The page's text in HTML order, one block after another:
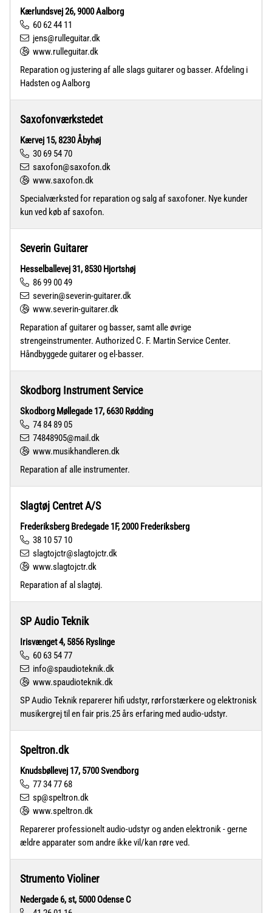
Kærlundsvej 26, 9000 Aalborg
60 62 44 11
jens@rulleguitar.dk
www.rulleguitar.dk
Reparation og justering af alle slags guitarer og basser. Afdeling i
Hadsten og Aalborg
Saxofonværkstedet
Kærvej 15, 8230 Åbyhøj
30 69 54 70
saxofon@saxofon.dk
www.saxofon.dk
Specialværksted for reparation og salg af saxofoner. Nye kunder
kun ved køb af saxofon.
Severin Guitarer
Hesselballevej 31, 8530 Hjortshøj
86 99 00 49
severin@severin-guitarer.dk
www.severin-guitarer.dk
Reparation af guitarer og basser, samt alle øvrige
strengeinstrumenter. Authorized C. F. Martin Service Center.
Håndbyggede guitarer og el-basser.
Skodborg Instrument Service
Skodborg Møllegade 17, 6630 Rødding
74 84 89 05
74848905@mail.dk
www.musikhandleren.dk
Reparation af alle instrumenter.
Slagtøj Centret A/S
Frederiksberg Bredegade 1F, 2000 Frederiksberg
38 10 57 10
slagtojctr@slagtojctr.dk
www.slagtojctr.dk
Reparation af al slagtøj.
SP Audio Teknik
Irisvænget 4, 5856 Ryslinge
60 63 54 77
info@spaudioteknik.dk
www.spaudioteknik.dk
SP Audio Teknik reparerer hifi udstyr, rørforstærkere og elektronisk
musikergrej til en fair pris.25 års erfaring med audio-udstyr.
Speltron.dk
Knudsbøllevej 17, 5700 Svendborg
77 34 77 68
sp@speltron.dk
www.speltron.dk
Reparerer professionelt audio-udstyr og anden elektronik - gerne
ældre apparater som andre ikke vil/kan røre ved.
Strumento Violiner
Nedergade 6, st, 5000 Odense C